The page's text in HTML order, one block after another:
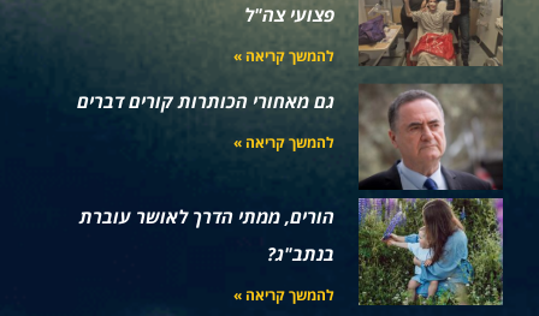
פצועי צה"ל
להמשך קריאה »
גם מאחורי הכותרות קורים דברים
להמשך קריאה »
הורים, ממתי הדרך לאושר עוברת
בנתב"ג?
להמשך קריאה »